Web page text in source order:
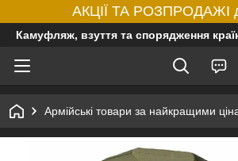
АКЦІЇ ТА РОЗПРОДАЖІ
Камуфляж, взуття та спорядження
Армійські товари за найкращими